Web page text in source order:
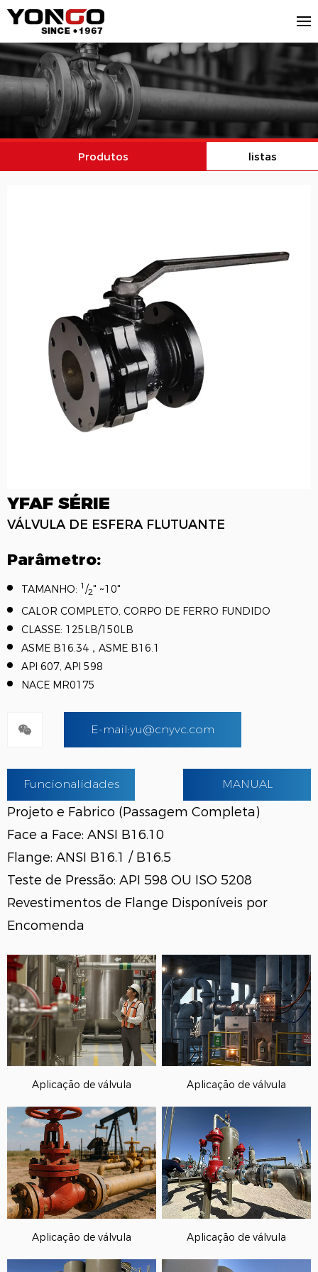
Produtos listas
YFAF SÉRIE
VÁLVULA DE ESFERA FLUTUANTE
Parâmetro:
TAMANHO: 1 /2" ~10"
CALOR COMPLETO, CORPO DE FERRO FUNDIDO
CLASSE: 125LB/150LB
ASME B16.34，ASME B16.1
API 607, API 598
NACE MR0175
E-mail:yu@cnyvc.com
Funcionalidades MANUAL
Projeto e Fabrico (Passagem Completa)
Face a Face: ANSI B16.10
Flange: ANSI B16.1 / B16.5
Teste de Pressão: API 598 OU ISO 5208
Revestimentos de Flange Disponíveis por
Encomenda
Aplicação de válvula Aplicação de válvula
Aplicação de válvula Aplicação de válvula